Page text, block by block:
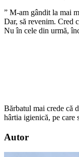
” M-am gândit la mai
Dar, să revenim. Cred
Nu în cele din urmă,
Bărbatul mai crede că
hârtia igienică, pe care
Autor